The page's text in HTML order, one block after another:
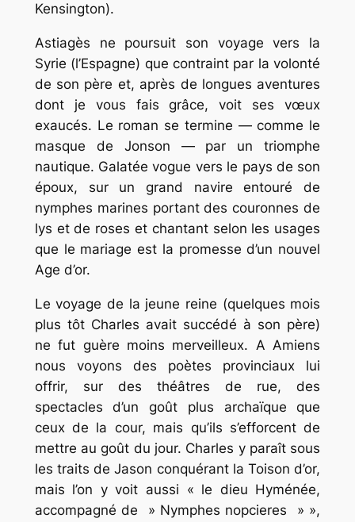
Kensington).
Astiagès ne poursuit son voyage vers la
Syrie (l’Espagne) que contraint par la volonté
de son père et, après de longues aventures
dont je vous fais grâce, voit ses vœux
exaucés. Le roman se termine — comme le
masque de Jonson — par un triomphe
nautique. Galatée vogue vers le pays de son
époux, sur un grand navire entouré de
nymphes marines portant des couronnes de
lys et de roses et chantant selon les usages
que le mariage est la promesse d’un nouvel
Age d’or.
Le voyage de la jeune reine (quelques mois
plus tôt Charles avait succédé à son père)
ne fut guère moins merveilleux. A Amiens
nous voyons des poètes provinciaux lui
offrir, sur des théâtres de rue, des
spectacles d’un goût plus archaïque que
ceux de la cour, mais qu’ils s’efforcent de
mettre au goût du jour. Charles y paraît sous
les traits de Jason conquérant la Toison d’or,
mais l’on y voit aussi « le dieu Hyménée,
accompagné de » Nymphes nopcieres » »,